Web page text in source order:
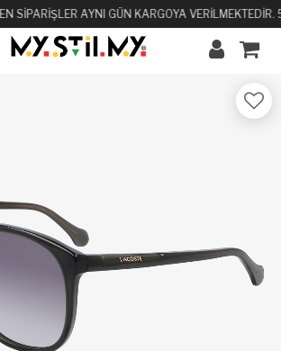
AYNI GÜN KARGOYA VERİLMEKTEDİR.